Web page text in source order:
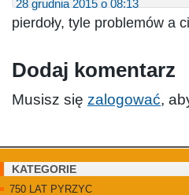
28 grudnia 2015 o 08:13
pierdoły, tyle problemów a
Dodaj komentarz
Musisz się zalogować,
KATEGORIE
750 LAT PYRZYC